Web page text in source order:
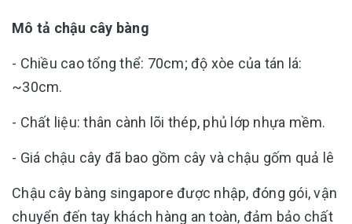
Mô tả chậu cây bàng
- Chiều cao tổng thể: 70cm; độ xòe của tán lá:
~30cm.
- Chất liệu: thân cành lõi thép, phủ lớp nhựa mềm.
- Giá chậu cây đã bao gồm cây và chậu gốm quả lê
Chậu cây bàng singapore được nhập, đóng gói, vận
chuyển đến tay khách hàng an toàn, đảm bảo chất